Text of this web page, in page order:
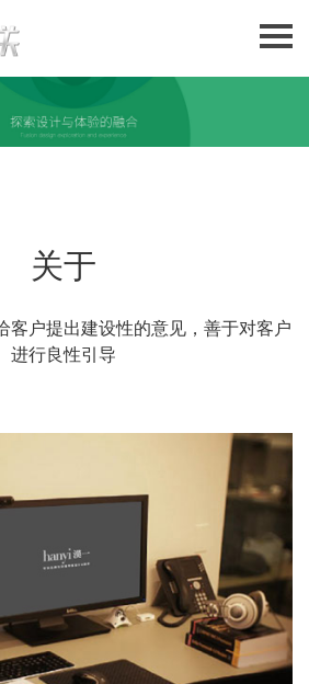
关于
客户提出建设性的意见，善于对客户
进行良性引导